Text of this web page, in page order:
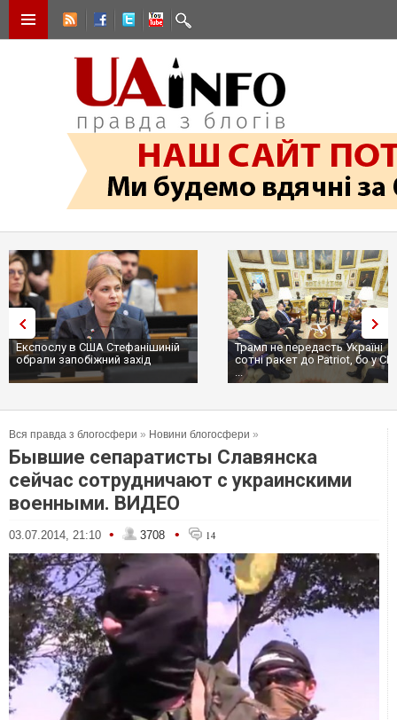
Експослу в США Стефанішиній
обрали запобіжний захід
Трамп не передасть Україні
сотні ракет до Patriot, бо у
...
Вся правда з блогосфери » Новини блогосфери »
Бывшие сепаратисты Славянска
сейчас сотрудничают с украинскими
военными. ВИДЕО
03.07.2014, 21:10 • 3708 • 14